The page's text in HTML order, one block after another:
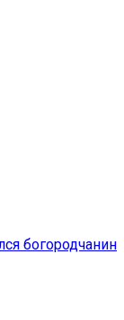
богородчанин